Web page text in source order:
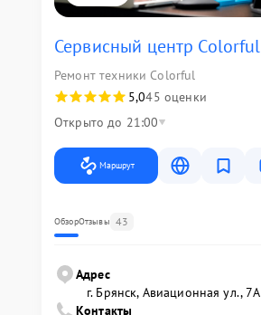
Сервисный центр Colorful
Ремонт техники Colorful
5,045 оценки
Открыто до 21:00
Маршрут
ОбзорОтзывы 43
Адрес
г. Брянск, Авиационная ул., 7А
Контакты